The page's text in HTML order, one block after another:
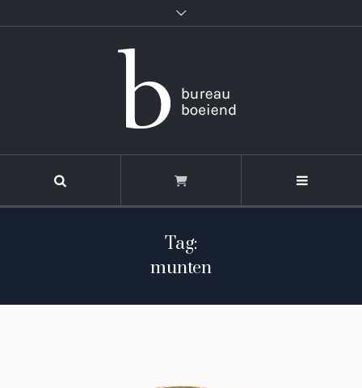
Tag:
munten